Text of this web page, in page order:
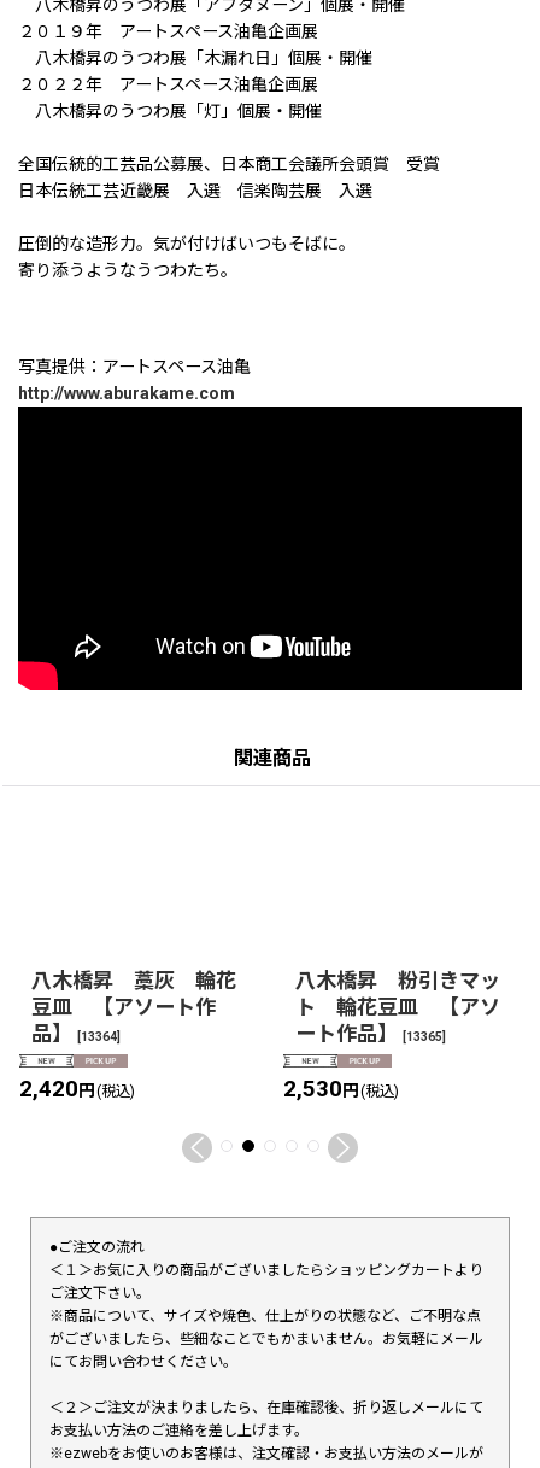
八木橋昇のうつわ展「アフタヌーン」個展・開催
２０１９年 アートスペース油亀企画展
八木橋昇のうつわ展「木漏れ日」個展・開催
２０２２年 アートスペース油亀企画展
八木橋昇のうつわ展「灯」個展・開催
全国伝統的工芸品公募展、日本商工会議所会頭賞 受賞
日本伝統工芸近畿展 入選 信楽陶芸展 入選
圧倒的な造形力。気が付けばいつもそばに。
寄り添うようなうつわたち。
写真提供：アートスペース油亀
http://www.aburakame.com
関連商品
八木橋昇 藁灰 輪花
豆皿 【アソート作
品】
[13364]
2,420円 (税込)
八木橋昇 粉引きマッ
ト 輪花豆皿 【アソ
ート作品】
[13365]
2,530円 (税込)
●ご注文の流れ
＜１＞お気に入りの商品がございましたらショッピングカートより
ご注文下さい。
※商品について、サイズや焼色、仕上がりの状態など、ご不明な点
がございましたら、些細なことでもかまいません。お気軽にメール
にてお問い合わせください。
＜２＞ご注文が決まりましたら、在庫確認後、折り返しメールにて
お支払い方法のご連絡を差し上げます。
※ezwebをお使いのお客様は、注文確認・お支払い方法のメールが